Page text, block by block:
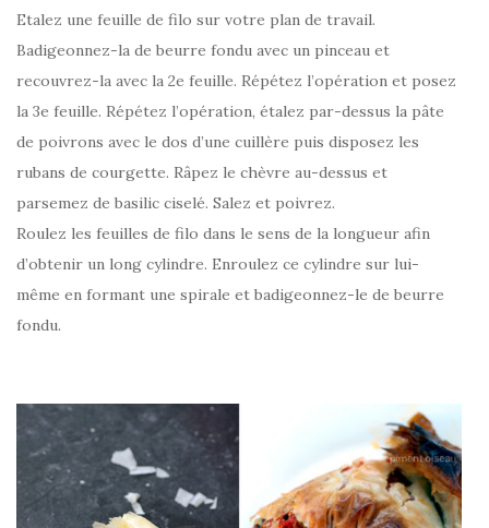
Etalez une feuille de filo sur votre plan de travail.
Badigeonnez-la de beurre fondu avec un pinceau et
recouvrez-la avec la 2e feuille. Répétez l’opération et posez
la 3e feuille. Répétez l’opération, étalez par-dessus la pâte
de poivrons avec le dos d’une cuillère puis disposez les
rubans de courgette. Râpez le chèvre au-dessus et
parsemez de basilic ciselé. Salez et poivrez.
Roulez les feuilles de filo dans le sens de la longueur afin
d’obtenir un long cylindre. Enroulez ce cylindre sur lui-
même en formant une spirale et badigeonnez-le de beurre
fondu.